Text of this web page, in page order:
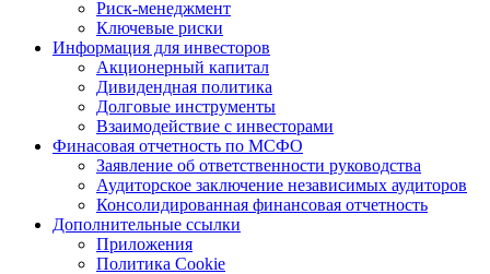
Риск-менеджмент
Ключевые риски
Информация для инвесторов
Акционерный капитал
Дивидендная политика
Долговые инструменты
Взаимодействие с инвеcторами
Финасовая отчетность по МСФО
Заявление об ответственности руководства
Аудиторское заключение независимых аудиторов
Консолидированная финансовая отчетность
Дополнительные ссылки
Приложения
Политика Cookie